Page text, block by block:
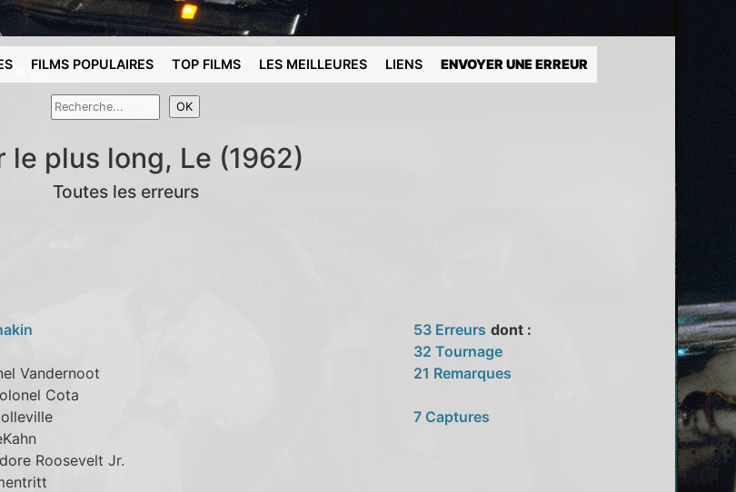
FILMS POPULAIRES TOP FILMS LES MEILLEURES LIENS ENVOYER UNE ERREUR
le plus long, Le (1962)
Toutes les erreurs
Vandernoot
Cota
Roosevelt Jr.
53 Erreurs dont :
32 Tournage
21 Remarques
7 Captures